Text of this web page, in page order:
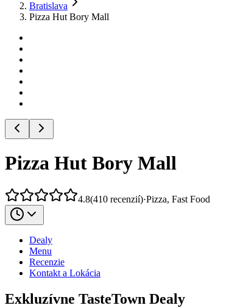
Bratislava
Pizza Hut Bory Mall
Pizza Hut Bory Mall
4.8(410 recenzií)·Pizza, Fast Food
Dealy
Menu
Recenzie
Kontakt a Lokácia
Exkluzívne TasteTown Dealy